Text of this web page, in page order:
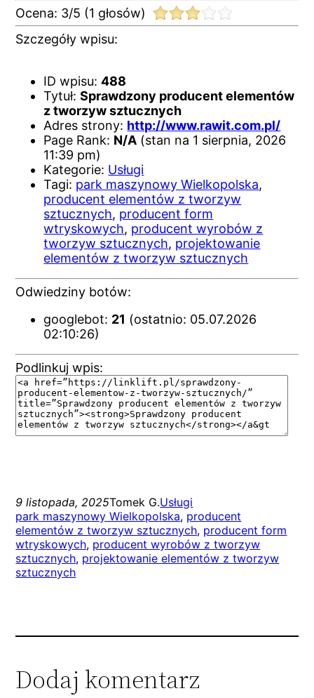
Ocena: 3/5 (1 głosów)
Szczegóły wpisu:
ID wpisu:488
Tytuł:Sprawdzony producent elementów
z tworzyw sztucznych
Adres strony: http://www.rawit.com.pl/
Page Rank: N/A (stan na 1 sierpnia, 2026
11:39 pm)
Kategorie: Usługi
Tagi: park maszynowy Wielkopolska,
producent elementów z tworzyw
sztucznych, producent form
wtryskowych, producent wyrobów z
tworzyw sztucznych, projektowanie
elementów z tworzyw sztucznych
Odwiedziny botów:
googlebot: 21 (ostatnio: 05.07.2026
02:10:26)
Podlinkuj wpis:
9 listopada, 2025Tomek G.Usługi
park maszynowy Wielkopolska, producent
elementów z tworzyw sztucznych, producent form
wtryskowych, producent wyrobów z tworzyw
sztucznych, projektowanie elementów z tworzyw
sztucznych
Dodaj komentarz